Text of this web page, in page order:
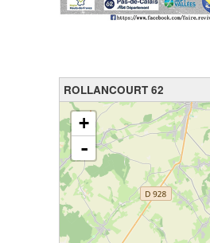
ROLLANCOURT 62
chargement de la carte - veuillez patienter...
+
-